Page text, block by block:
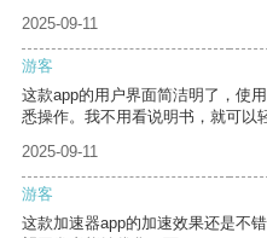
2025-09-11
游客
这款app的用户界面简洁明了，使
悉操作。我不用看说明书，就可以
2025-09-11
游客
这款加速器app的加速效果还是不